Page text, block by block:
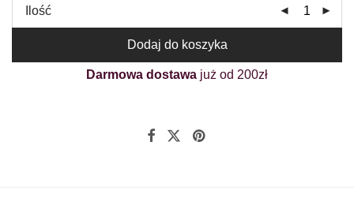
Ilość
Dodaj do koszyka
Darmowa dostawa już od 200zł